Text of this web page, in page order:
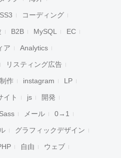
コーディング
B2B MySQL EC
ア Analytics
リスティング広告
作 instagram LP
イト js 開発
Sass メール 0→1
グラフィックデザイン
自由 ウェブ